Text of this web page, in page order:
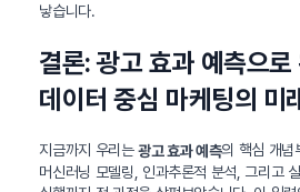
낳습니다.
결론: 광고 효과 예측으로
데이터 중심 마케팅의 미
지금까지 우리는광고 효과 예측의 핵심 개념
머신러닝 모델링, 인과추론적 분석, 그리고